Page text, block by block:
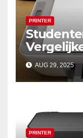
PRINTER
printers
AUG 29, 2025
PRINTER